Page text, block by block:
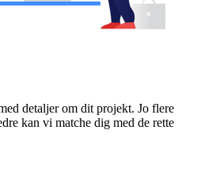
detaljer om dit projekt. Jo flere
kan vi matche dig med de rette